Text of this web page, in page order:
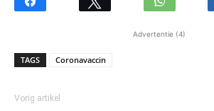
Advertentie (4)
TAGS Coronavaccin
Vorig artikel